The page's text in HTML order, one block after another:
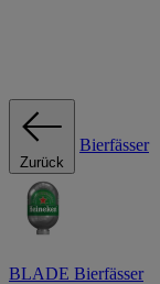
Zurück
Bierfässer
BLADE Bierfässer